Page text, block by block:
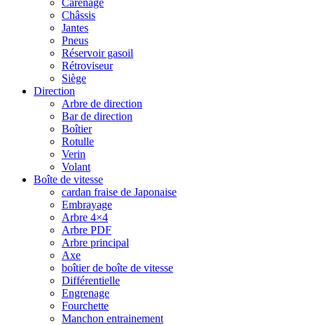
Carénage
Châssis
Jantes
Pneus
Réservoir gasoil
Rétroviseur
Siège
Direction
Arbre de direction
Bar de direction
Boîtier
Rotulle
Verin
Volant
Boîte de vitesse
cardan fraise de Japonaise
Embrayage
Arbre 4×4
Arbre PDF
Arbre principal
Axe
boîtier de boîte de vitesse
Différentielle
Engrenage
Fourchette
Manchon entrainement